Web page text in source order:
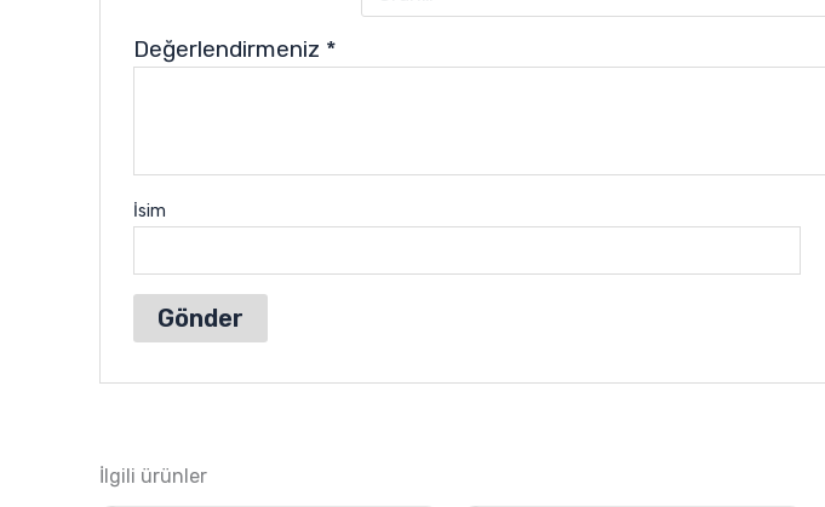
Değerlendirmeniz *
İsim
İlgili ürünler